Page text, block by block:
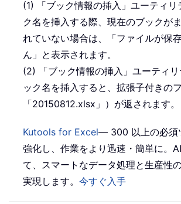
(1) 「ブック情報の挿入」ユーティリ
ク名を挿入する際、現在のブックが
れていない場合は、「ファイルが保
ん」と表示されます。
(2) 「ブック情報の挿入」ユーティ
ック名を挿入すると、拡張子付きの
「20150812.xlsx」）が返されます。
Kutools for Excel— 300 以上の必須
強化し、作業をより迅速・簡単に。
て、スマートなデータ処理と生産性
実現します。 今すぐ入手